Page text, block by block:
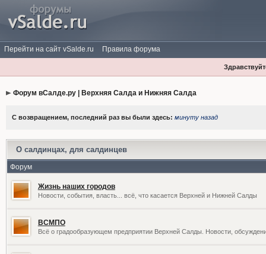
Перейти на сайт vSalde.ru Правила форума
Форум вСалде.ру | Верхняя Салда и Нижняя Салда
С возвращением, последний раз вы были здесь: минуту назад
О салдинцах, для салдинцев
Форум
Жизнь наших городов
Новости, события, власть... всё, что касается Верхней и Нижней Салды
ВСМПО
Всё о градообразующем предприятии Верхней Салды. Новости,